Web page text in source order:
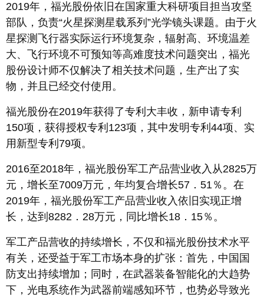
2019年，福光股份依旧在国家重大科研项目担当攻坚
部队，负责“火星探测星载系列”光学镜头课题。由于火
星探测飞行器实际运行环境复杂，辐射高、环境温差
大、飞行环境不可预知等高难度技术问题突出，福光
股份设计师不仅解决了相关技术问题，生产出了实
物，并且已经交付使用。
福光股份在2019年获得了专利大丰收，新申请专利
150项，获得授权专利123项，其中发明专利44项、实
用新型专利79项。
2016至2018年，福光股份军工产品营业收入从2825万
元，增长至7009万元，年均复合增长57．51％。在
2019年，福光股份军工产品营业收入依旧实现正增
长，达到8282．28万元，同比增长18．15％。
军工产品营收的持续增长，不仅和福光股份技术水平
有关，还受益于军工市场本身的扩张：首先，中国国
防支出持续增加；同时，在武器装备智能化的大趋势
下，光电系统作为武器前端感知环节，也势必导致光